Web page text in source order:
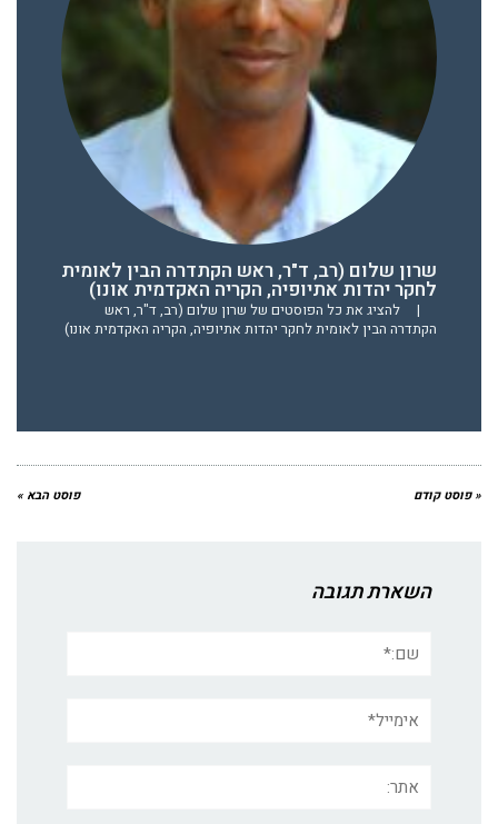
שרון שלום (רב, ד"ר, ראש הקתדרה הבין לאומית
לחקר יהדות אתיופיה, הקריה האקדמית אונו)
|
להציג את כל הפוסטים של שרון שלום (רב, ד"ר, ראש
הקתדרה הבין לאומית לחקר יהדות אתיופיה, הקריה האקדמית אונו)
« פוסט קודם פוסט הבא »
השארת תגובה